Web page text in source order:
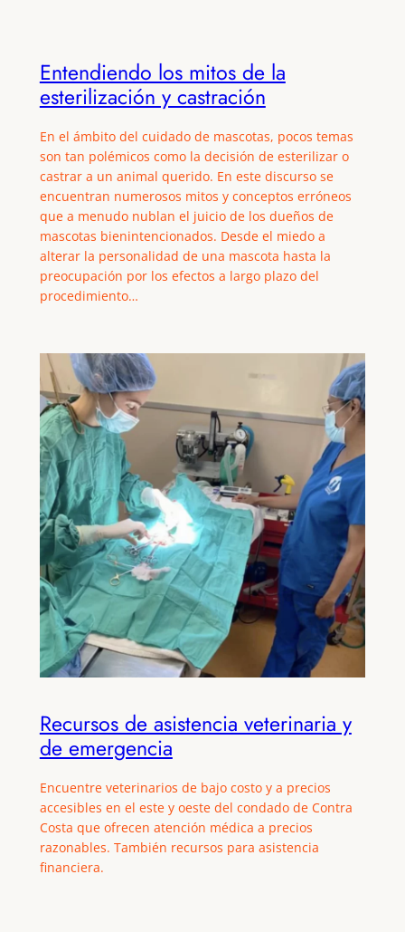
Entendiendo los mitos de la
esterilización y castración
En el ámbito del cuidado de mascotas, pocos temas
son tan polémicos como la decisión de esterilizar o
castrar a un animal querido. En este discurso se
encuentran numerosos mitos y conceptos erróneos
que a menudo nublan el juicio de los dueños de
mascotas bienintencionados. Desde el miedo a
alterar la personalidad de una mascota hasta la
preocupación por los efectos a largo plazo del
procedimiento…
Recursos de asistencia veterinaria y
de emergencia
Encuentre veterinarios de bajo costo y a precios
accesibles en el este y oeste del condado de Contra
Costa que ofrecen atención médica a precios
razonables. También recursos para asistencia
financiera.